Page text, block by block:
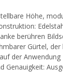
Höhe,
berühren
Gürtel,
der Anwendung
Genauigkeit: